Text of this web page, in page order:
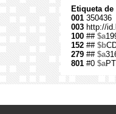
Etiqueta
001 350436
003 http://
100 ## $a
152 ## $b
279 ## $a
801 #0 $aPT